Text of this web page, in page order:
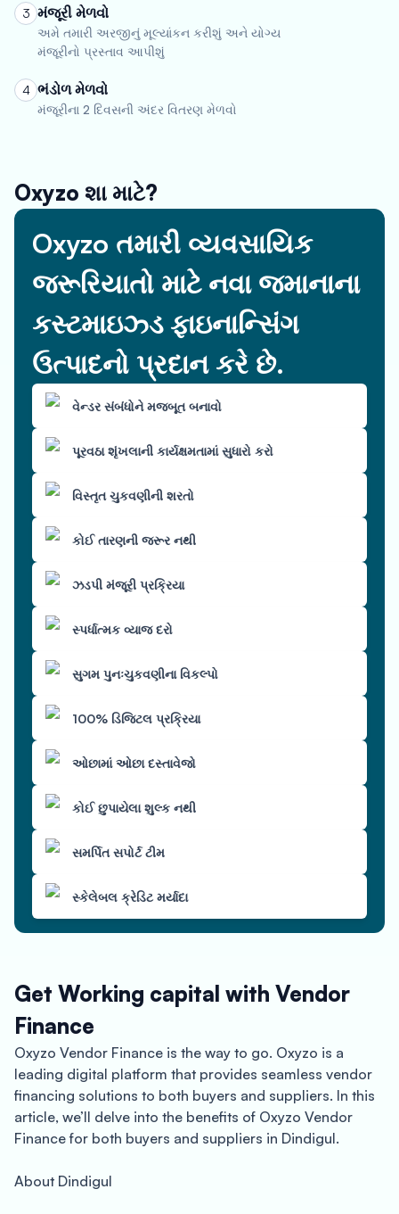
3 મંજૂરી મેળવો
અમે તમારી અરજીનું મૂલ્યાંકન કરીશું અને યોગ્ય
મંજૂરીનો પ્રસ્તાવ આપીશું
4 ભંડોળ મેળવો
મંજૂરીના 2 દિવસની અંદર વિતરણ મેળવો
Oxyzo શા માટે?
Oxyzo તમારી વ્યવસાયિક
જરૂરિયાતો માટે નવા જમાનાના
કસ્ટમાઇઝ્ડ ફાઇનાન્સિંગ
ઉત્પાદનો પ્રદાન કરે છે.
વેન્ડર સંબંધોને મજબૂત બનાવો
પૂરવઠા શૃંખલાની કાર્યક્ષમતામાં સુધારો કરો
વિસ્તૃત ચુકવણીની શરતો
કોઈ તારણની જરૂર નથી
ઝડપી મંજૂરી પ્રક્રિયા
સ્પર્ધાત્મક વ્યાજ દરો
સુગમ પુનઃચુકવણીના વિકલ્પો
100% ડિજિટલ પ્રક્રિયા
ઓછામાં ઓછા દસ્તાવેજો
કોઈ છુપાયેલા શુલ્ક નથી
સમર્પિત સપોર્ટ ટીમ
સ્કેલેબલ ક્રેડિટ મર્યાદા
Get Working capital with Vendor
Finance
Oxyzo Vendor Finance is the way to go. Oxyzo is a
leading digital platform that provides seamless vendor
financing solutions to both buyers and suppliers. In this
article, we’ll delve into the benefits of Oxyzo Vendor
Finance for both buyers and suppliers in Dindigul.
About Dindigul